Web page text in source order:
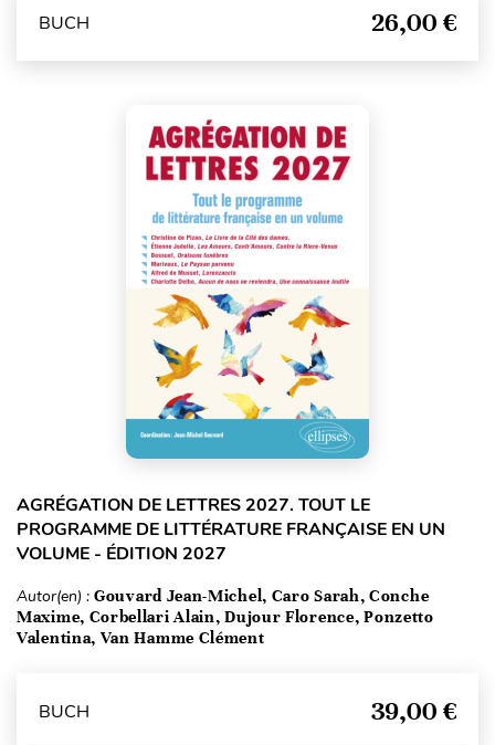
BUCH 26,00 €
AGRÉGATION DE LETTRES 2027. TOUT LE
PROGRAMME DE LITTÉRATURE FRANÇAISE EN UN
VOLUME - ÉDITION 2027
Autor(en) : Gouvard Jean-Michel, Caro Sarah, Conche
Maxime, Corbellari Alain, Dujour Florence, Ponzetto
Valentina, Van Hamme Clément
BUCH 39,00 €